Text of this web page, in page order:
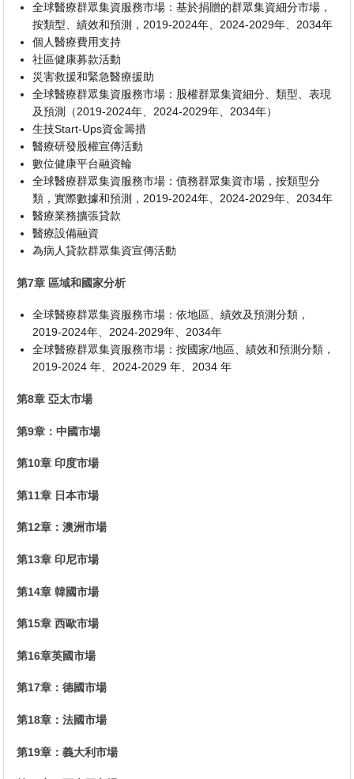
全球醫療群眾集資服務市場：基於捐贈的群眾集資細分市場，
按類型、績效和預測，2019-2024年、2024-2029年、2034年
個人醫療費用支持
社區健康募款活動
災害救援和緊急醫療援助
全球醫療群眾集資服務市場：股權群眾集資細分、類型、表現
及預測（2019-2024年、2024-2029年、2034年）
生技Start-Ups資金籌措
醫療研發股權宣傳活動
數位健康平台融資輪
全球醫療群眾集資服務市場：債務群眾集資市場，按類型分
類，實際數據和預測，2019-2024年、2024-2029年、2034年
醫療業務擴張貸款
醫療設備融資
為病人貸款群眾集資宣傳活動
第7章 區域和國家分析
全球醫療群眾集資服務市場：依地區、績效及預測分類，
2019-2024年、2024-2029年、2034年
全球醫療群眾集資服務市場：按國家/地區、績效和預測分類，
2019-2024 年、2024-2029 年、2034 年
第8章 亞太市場
第9章：中國市場
第10章 印度市場
第11章 日本市場
第12章：澳洲市場
第13章 印尼市場
第14章 韓國市場
第15章 西歐市場
第16章英國市場
第17章：德國市場
第18章：法國市場
第19章：義大利市場